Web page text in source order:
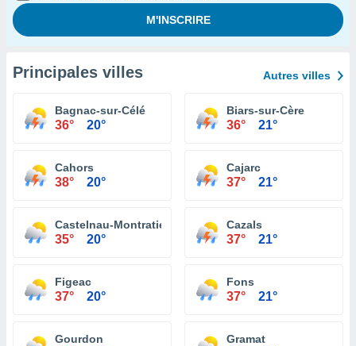
Principales villes Autres villes
Bagnac-sur-Célé
36° 20°
Biars-sur-Cère
36° 21°
Cahors
38° 20°
Cajarc
37° 21°
Castelnau-Montratier
35° 20°
Cazals
37° 21°
Figeac
37° 20°
Fons
37° 21°
Gourdon Gramat